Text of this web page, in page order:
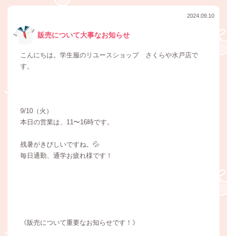
2024.09.10
販売について大事なお知らせ
こんにちは。学生服のリユースショップ さくらや水戸店で
す。
9/10（火）
本日の営業は、11〜16時です。
残暑がきびしいですね。💦
毎日通勤、通学お疲れ様です！
《販売について重要なお知らせです！》